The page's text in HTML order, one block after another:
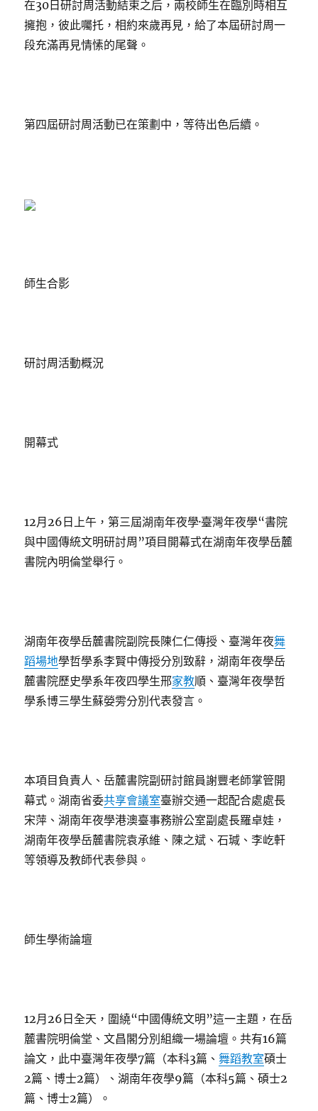
在30日研討周活動結束之后，兩校師生在臨別時相互
擁抱，彼此囑托，相約來歲再見，給了本屆研討周一
段充滿再見情愫的尾聲。
第四屆研討周活動已在策劃中，等待出色后續。
師生合影
研討周活動概況
開幕式
12月26日上午，第三屆湖南年夜學·臺灣年夜學“書院
與中國傳統文明研討周”項目開幕式在湖南年夜學岳麓
書院內明倫堂舉行。
湖南年夜學岳麓書院副院長陳仁仁傳授、臺灣年夜舞
蹈場地學哲學系李賢中傳授分別致辭，湖南年夜學岳
麓書院歷史學系年夜四學生邢家教順、臺灣年夜學哲
學系博三學生蘇嫈雱分別代表發言。
本項目負責人、岳麓書院副研討館員謝豐老師掌管開
幕式。湖南省委共享會議室臺辦交通一起配合處處長
宋萍、湖南年夜學港澳臺事務辦公室副處長羅卓娃，
湖南年夜學岳麓書院袁承維、陳之斌、石瑊、李屹軒
等領導及教師代表參與。
師生學術論壇
12月26日全天，圍繞“中國傳統文明”這一主題，在岳
麓書院明倫堂、文昌閣分別組織一場論壇。共有16篇
論文，此中臺灣年夜學7篇（本科3篇、舞蹈教室碩士
2篇、博士2篇）、湖南年夜學9篇（本科5篇、碩士2
篇、博士2篇）。